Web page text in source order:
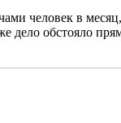
человек в
дело обстояло